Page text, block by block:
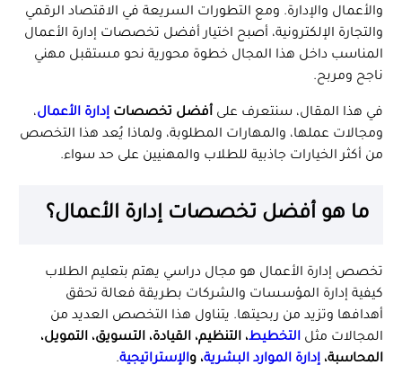
والأعمال والإدارة. ومع التطورات السريعة في الاقتصاد الرقمي
والتجارة الإلكترونية، أصبح اختيار أفضل تخصصات إدارة الأعمال
المناسب داخل هذا المجال خطوة محورية نحو مستقبل مهني
ناجح ومربح.
في هذا المقال، سنتعرف على أفضل تخصصات إدارة الأعمال،
ومجالات عملها، والمهارات المطلوبة، ولماذا يُعد هذا التخصص
من أكثر الخيارات جاذبية للطلاب والمهنيين على حد سواء.
ما هو أفضل تخصصات إدارة الأعمال؟
تخصص إدارة الأعمال هو مجال دراسي يهتم بتعليم الطلاب
كيفية إدارة المؤسسات والشركات بطريقة فعالة تحقق
أهدافها وتزيد من ربحيتها. يتناول هذا التخصص العديد من
المجالات مثل التخطيط، التنظيم، القيادة، التسويق، التمويل،
المحاسبة، إدارة الموارد البشرية، والإستراتيجية.